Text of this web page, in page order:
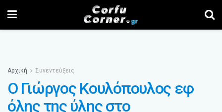
Αρχική Συνεντεύξεις
Ο Γιώργος Κουλόπουλος εφ
όλης της ύλης στο